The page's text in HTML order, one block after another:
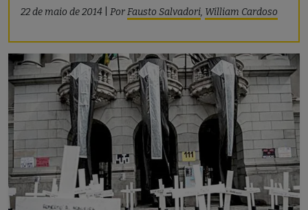
22 de maio de 2014 PorFausto Salvadori, William Cardoso